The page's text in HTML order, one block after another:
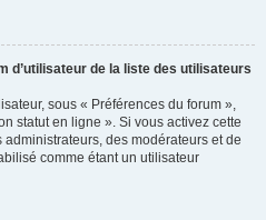
d’utilisateur de la liste des utilisateurs
sous « Préférences du forum »,
statut en ligne ». Si vous activez cette
des modérateurs et de
comme étant un utilisateur